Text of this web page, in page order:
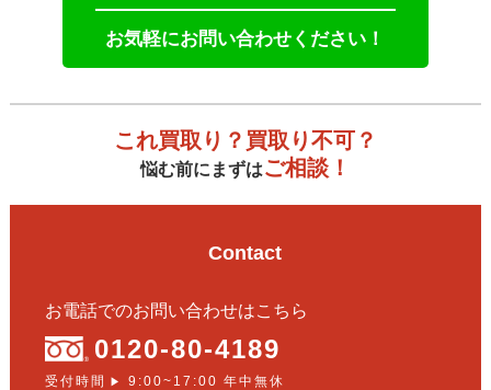
お気軽にお問い合わせください！
これ買取り？買取り不可？
悩む前にまずはご相談！
Contact
お電話でのお問い合わせはこちら
0120-80-4189
受付時間 ▶ 9:00~17:00 年中無休